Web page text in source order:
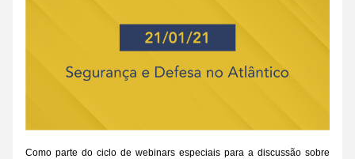
Como parte do ciclo de webinars especiais para a discussão sobre